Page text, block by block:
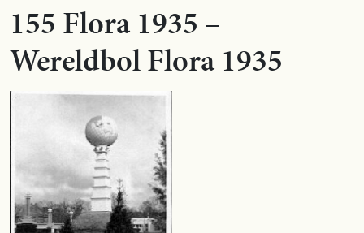
155 Flora 1935 –
Wereldbol Flora 1935